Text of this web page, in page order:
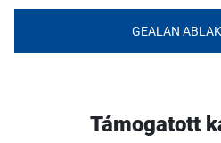
GEALAN
Támogatott